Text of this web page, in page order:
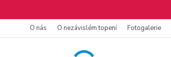
O nás O nezávislém topení Fotogalerie